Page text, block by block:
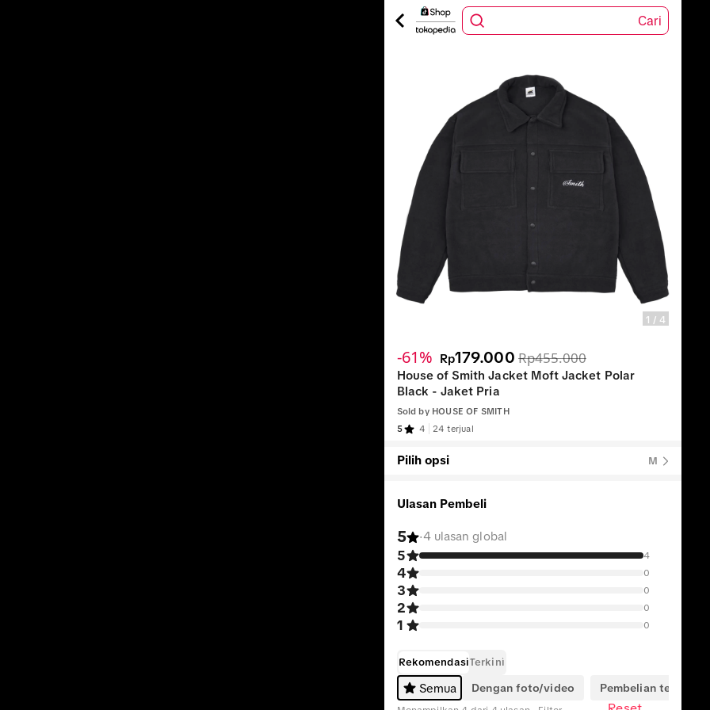
Cari
1 / 4
-61% Rp179.000 Rp455.000
House of Smith Jacket Moft Jacket Polar
Black - Jaket Pria
Sold by HOUSE OF SMITH
5
4 24 terjual
Pilih opsi M
Ulasan Pembeli
5 ·4 ulasan global
5 4
4 0
3 0
2 0
1 0
RekomendasiTerkini
Semua
Dengan foto/video Pembelian